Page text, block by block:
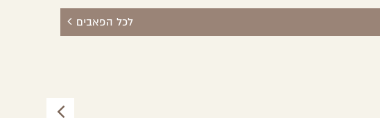
לכל הפאבים